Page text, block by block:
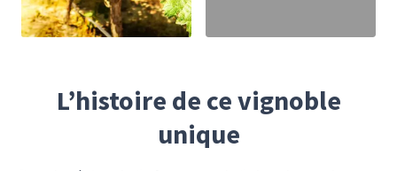
L’histoire de ce vignoble
unique